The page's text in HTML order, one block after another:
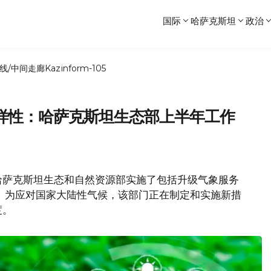
国际 哈萨克斯坦 政治
/中间走廊Kazinform-105
：哈萨克斯坦生态部上半年工作
克斯坦生态和自然资源部实施了包括升级气象服务
应对国家大陆性气候，该部门正在制定和实施新措